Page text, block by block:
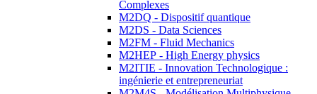
Complexes
M2DQ - Dispositif quantique
M2DS - Data Sciences
M2FM - Fluid Mechanics
M2HEP - High Energy physics
M2ITIE - Innovation Technologique :
ingénierie et entrepreneuriat